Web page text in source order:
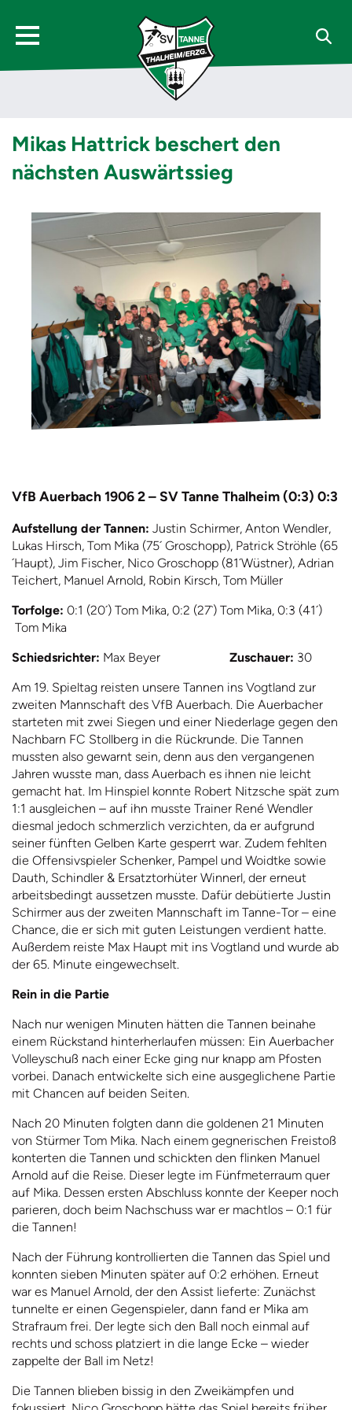
Mikas Hattrick beschert den
nächsten Auswärtssieg
VfB Auerbach 1906 2 – SV Tanne Thalheim (0:3) 0:3
Aufstellung der Tannen: Justin Schirmer, Anton Wendler,
Lukas Hirsch, Tom Mika (75´ Groschopp), Patrick Ströhle (65
´Haupt), Jim Fischer, Nico Groschopp (81´Wüstner), Adrian
Teichert, Manuel Arnold, Robin Kirsch, Tom Müller
Torfolge: 0:1 (20´) Tom Mika, 0:2 (27`) Tom Mika, 0:3 (41´)
Tom Mika
Schiedsrichter: Max Beyer Zuschauer: 30
Am 19. Spieltag reisten unsere Tannen ins Vogtland zur
zweiten Mannschaft des VfB Auerbach. Die Auerbacher
starteten mit zwei Siegen und einer Niederlage gegen den
Nachbarn FC Stollberg in die Rückrunde. Die Tannen
mussten also gewarnt sein, denn aus den vergangenen
Jahren wusste man, dass Auerbach es ihnen nie leicht
gemacht hat. Im Hinspiel konnte Robert Nitzsche spät zum
1:1 ausgleichen – auf ihn musste Trainer René Wendler
diesmal jedoch schmerzlich verzichten, da er aufgrund
seiner fünften Gelben Karte gesperrt war. Zudem fehlten
die Offensivspieler Schenker, Pampel und Woidtke sowie
Dauth, Schindler & Ersatztorhüter Winnerl, der erneut
arbeitsbedingt aussetzen musste. Dafür debütierte Justin
Schirmer aus der zweiten Mannschaft im Tanne-Tor – eine
Chance, die er sich mit guten Leistungen verdient hatte.
Außerdem reiste Max Haupt mit ins Vogtland und wurde ab
der 65. Minute eingewechselt.
Rein in die Partie
Nach nur wenigen Minuten hätten die Tannen beinahe
einem Rückstand hinterherlaufen müssen: Ein Auerbacher
Volleyschuß nach einer Ecke ging nur knapp am Pfosten
vorbei. Danach entwickelte sich eine ausgeglichene Partie
mit Chancen auf beiden Seiten.
Nach 20 Minuten folgten dann die goldenen 21 Minuten
von Stürmer Tom Mika. Nach einem gegnerischen Freistoß
konterten die Tannen und schickten den flinken Manuel
Arnold auf die Reise. Dieser legte im Fünfmeterraum quer
auf Mika. Dessen ersten Abschluss konnte der Keeper noch
parieren, doch beim Nachschuss war er machtlos – 0:1 für
die Tannen!
Nach der Führung kontrollierten die Tannen das Spiel und
konnten sieben Minuten später auf 0:2 erhöhen. Erneut
war es Manuel Arnold, der den Assist lieferte: Zunächst
tunnelte er einen Gegenspieler, dann fand er Mika am
Strafraum frei. Der legte sich den Ball noch einmal auf
rechts und schoss platziert in die lange Ecke – wieder
zappelte der Ball im Netz!
Die Tannen blieben bissig in den Zweikämpfen und